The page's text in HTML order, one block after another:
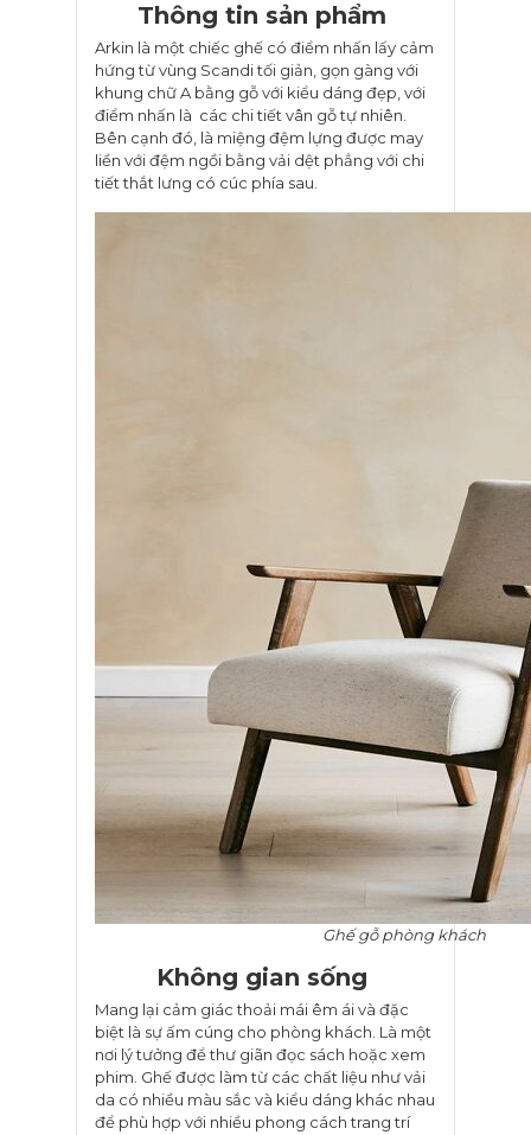
Thông tin sản phẩm
Arkin là một chiếc ghế có điểm nhấn lấy cảm
hứng từ vùng Scandi tối giản, gọn gàng với
khung chữ A bằng gỗ với kiểu dáng đẹp, với
điểm nhấn là các chi tiết vân gỗ tự nhiên.
Bên cạnh đó, là miệng đệm lựng được may
liền với đệm ngồi bằng vải dệt phẳng với chi
tiết thắt lưng có cúc phía sau.
Ghế gỗ phòng khách
Không gian sống
Mang lại cảm giác thoải mái êm ái và đặc
biệt là sự ấm cúng cho phòng khách. Là một
nơi lý tưởng để thư giãn đọc sách hoặc xem
phim. Ghế được làm từ các chất liệu như vải
da có nhiều màu sắc và kiểu dáng khác nhau
để phù hợp với nhiều phong cách trang trí